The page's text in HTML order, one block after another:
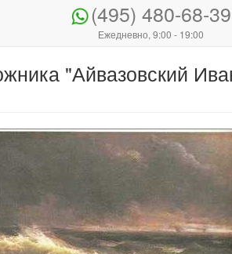
(495) 480-68-39
Ежедневно, 9:00 - 19:00
"Айвазовский